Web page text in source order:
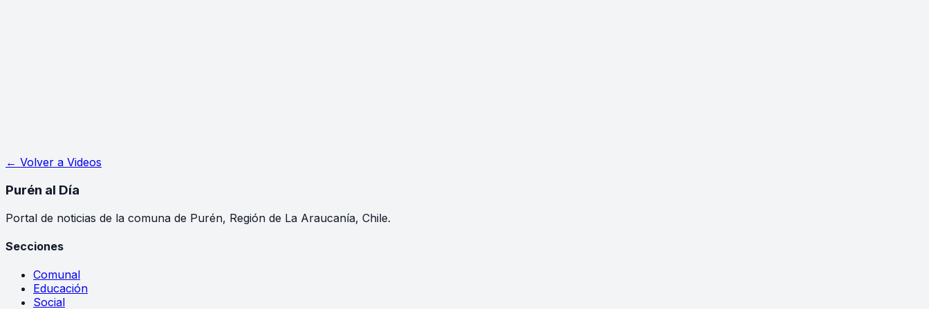
← Volver a Videos
Purén al Día
Portal de noticias de la comuna de Purén, Región de La Araucanía, Chile.
Secciones
Comunal
Educación
Social